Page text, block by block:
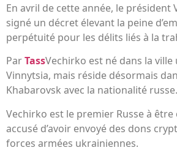
En avril de cette année, le président
signé un décret élevant la peine
perpétuité pour les délits liés à la
ParTassVechirko est né dans la
Vinnytsia, mais réside désormais
Khabarovsk avec la nationalité russe.
Vechirko est le premier Russe à
accusé d’avoir envoyé des dons
forces armées ukrainiennes.